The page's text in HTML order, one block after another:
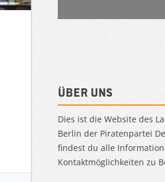
Über uns
Dies ist die Website des
Berlin der Piratenpartei
findest du alle
Kontaktmöglichkeiten zu